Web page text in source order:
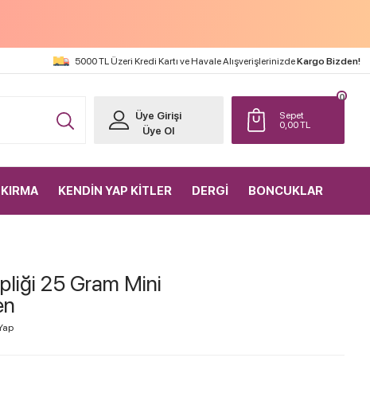
5000 TL Üzeri Kredi Kartı ve Havale AlışverişlerinizdeKargo Bizden!
Sepet
0,00TL
0
Üye Girişi
Üye Ol
KENDİN YAP KİTLER DERGİ BONCUKLAR
25 Gram Mini